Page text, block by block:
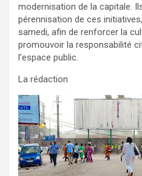
modernisation de la capitale.
pérennisation de ces
samedi, afin de renforcer la
promouvoir la responsabilité
l’espace public.
La rédaction